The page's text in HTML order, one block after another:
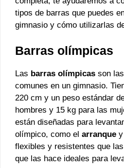
tipos de barras que puedes
gimnasio y cómo utilizarlas
Barras olímpicas
Las barras olímpicas son
comunes en un gimnasio.
220 cm y un peso estándar
hombres y 15 kg para las
están diseñadas para
olímpico, como el arranque
flexibles y resistentes que
que las hace ideales para